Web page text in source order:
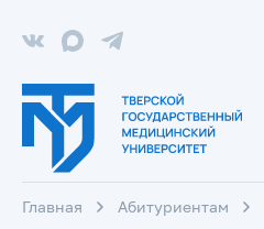
Главная Абитуриентам